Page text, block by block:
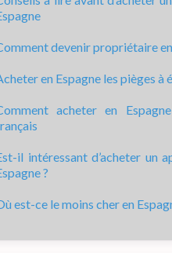
devenir propriétaire en
en Espagne les pièges à
acheter en
il intéressant d’acheter un
?
est-ce le moins cher en